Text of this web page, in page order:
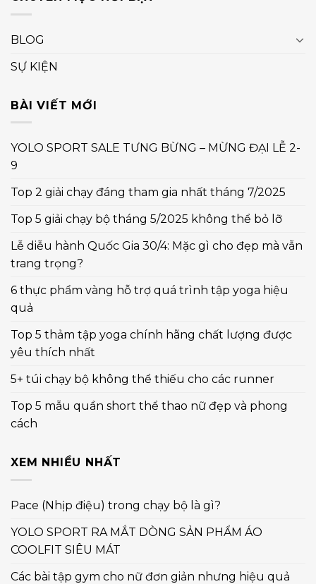
BLOG
SỰ KIỆN
BÀI VIẾT MỚI
YOLO SPORT SALE TƯNG BỪNG – MỪNG ĐẠI LỄ 2-
9
Top 2 giải chạy đáng tham gia nhất tháng 7/2025
Top 5 giải chạy bộ tháng 5/2025 không thể bỏ lỡ
Lễ diễu hành Quốc Gia 30/4: Mặc gì cho đẹp mà vẫn
trang trọng?
6 thực phẩm vàng hỗ trợ quá trình tập yoga hiệu
quả
Top 5 thảm tập yoga chính hãng chất lượng được
yêu thích nhất
5+ túi chạy bộ không thể thiếu cho các runner
Top 5 mẫu quần short thể thao nữ đẹp và phong
cách
XEM NHIỀU NHẤT
Pace (Nhịp điệu) trong chạy bộ là gì?
YOLO SPORT RA MẮT DÒNG SẢN PHẨM ÁO
COOLFIT SIÊU MÁT
Các bài tập gym cho nữ đơn giản nhưng hiệu quả